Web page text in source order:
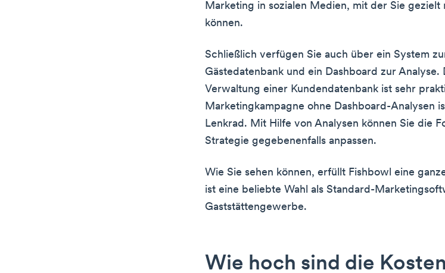
Marketing in sozialen Medien, mit der Sie gezielt
können.
Schließlich verfügen Sie auch über ein System
Gästedatenbank und ein Dashboard zur
Verwaltung einer Kundendatenbank ist sehr
Marketingkampagne ohne Dashboard-Analysen
Lenkrad. Mit Hilfe von Analysen können Sie die
Strategie gegebenenfalls anpassen.
Wie Sie sehen können, erfüllt Fishbowl eine
ist eine beliebte Wahl als Standard-
Gaststättengewerbe.
Wie hoch sind die